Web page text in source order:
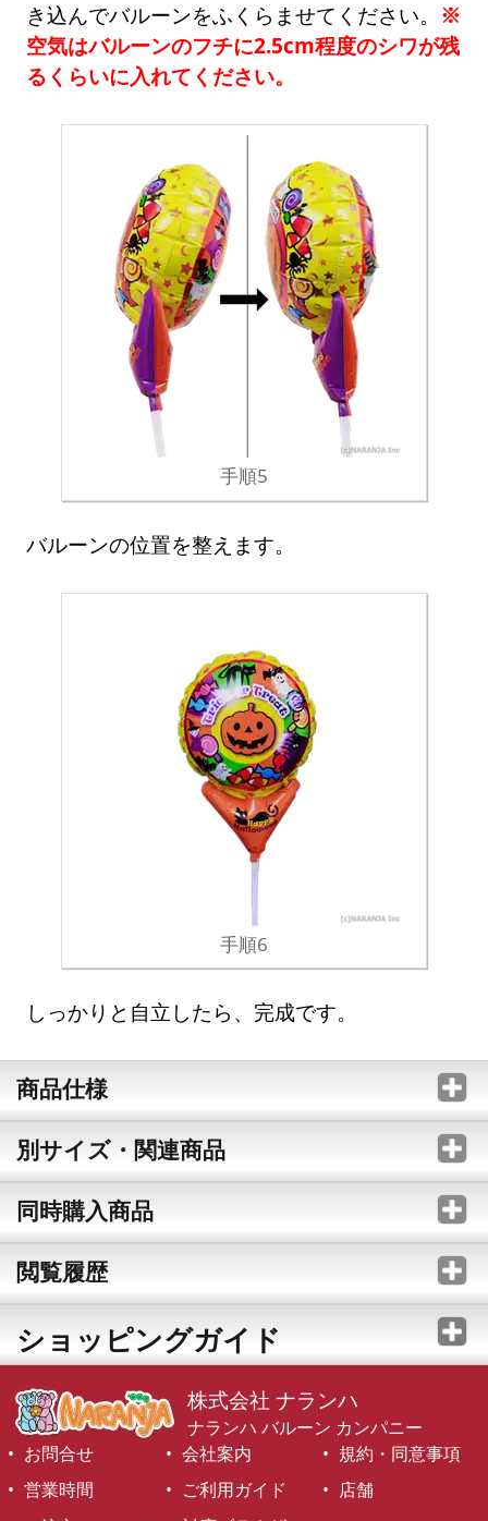
き込んでバルーンをふくらませてください。 ※
空気はバルーンのフチに2.5cm程度のシワが残
るくらいに入れてください。
手順5
バルーンの位置を整えます。
手順6
しっかりと自立したら、完成です。
商品仕様
別サイズ・関連商品
同時購入商品
閲覧履歴
ショッピングガイド
株式会社 ナランハ
ナランハ バルーン カンパニー
お問合せ
会社案内
規約・同意事項
営業時間
ご利用ガイド
店舗